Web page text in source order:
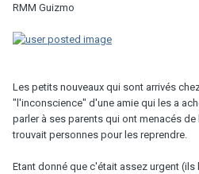
RMM Guizmo
Les petits nouveaux qui sont arrivés
"l'inconscience" d'une amie qui les a
parler à ses parents qui ont menacés de
trouvait personnes pour les reprendre.
Etant donné que c'était assez urgent